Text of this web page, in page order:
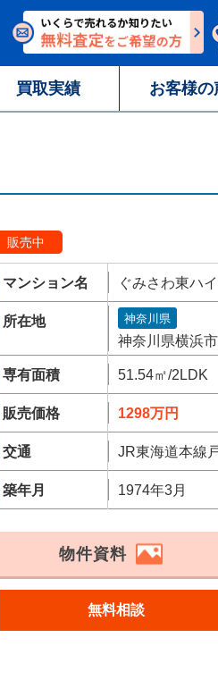
買取実績 お客様の
販売中
マンション名 ぐみさわ東ハ
所在地 神奈川県
神奈川県横浜
専有面積 51.54㎡/2LDK
販売価格 1298万円
交通 JR東海道本線
築年月 1974年3月
物件資料
無料相談